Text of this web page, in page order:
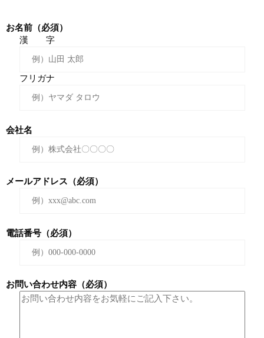
お名前（必須）
漢 字
フリガナ
会社名
メールアドレス（必須）
電話番号（必須）
お問い合わせ内容（必須）